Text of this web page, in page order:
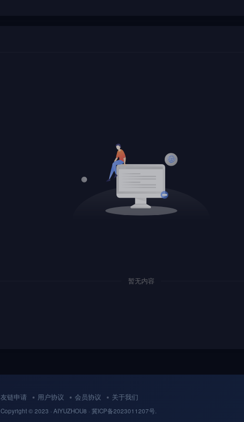
暂无内容
友链申请 用户协议 会员协议 关于我们
Copyright © 2023 · AIYUZHOU8 · 冀ICP备2023011207号.